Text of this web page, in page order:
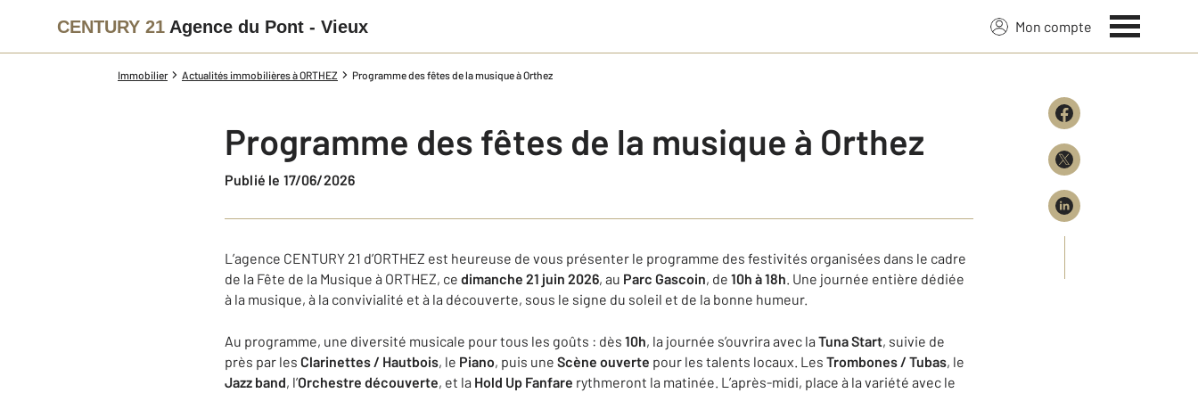
CENTURY 21 Agence du Pont - Vieux Mon compte
Immobilier Actualités immobilières à ORTHEZ Programme des fêtes de la musique à Orthez
Programme des fêtes de la musique à Orthez
Publié le 17/06/2026
L’agence CENTURY 21 d’ORTHEZ est heureuse de vous présenter le programme des festivités organisées dans le cadre
de la Fête de la Musique à ORTHEZ, ce dimanche 21 juin 2026, au Parc Gascoin, de 10h à 18h. Une journée entière dédiée
à la musique, à la convivialité et à la découverte, sous le signe du soleil et de la bonne humeur.
Au programme, une diversité musicale pour tous les goûts : dès 10h, la journée s’ouvrira avec la Tuna Start, suivie de
près par les Clarinettes / Hautbois, le Piano, puis une Scène ouverte pour les talents locaux. Les Trombones / Tubas, le
Jazz band, l’Orchestre découverte, et la Hold Up Fanfare rythmeront la matinée. L’après-midi, place à la variété avec le